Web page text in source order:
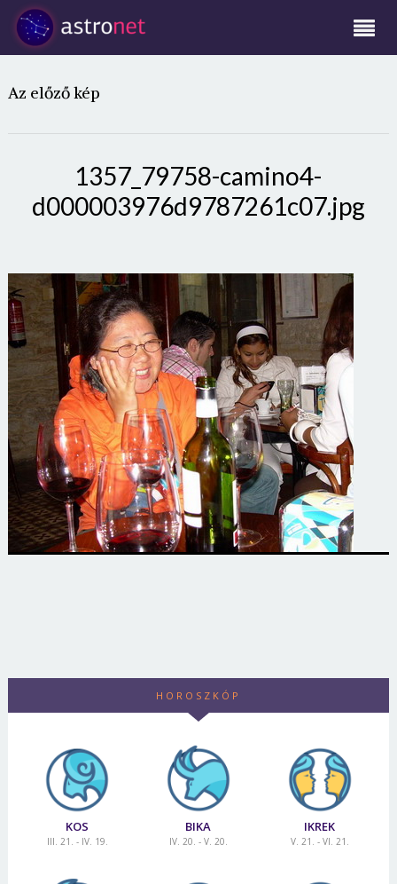
Az előző kép
1357_79758-camino4-
d000003976d9787261c07.jpg
HOROSZKÓP
KOS
III. 21. - IV. 19.
BIKA
IV. 20. - V. 20.
IKREK
V. 21. - VI. 21.